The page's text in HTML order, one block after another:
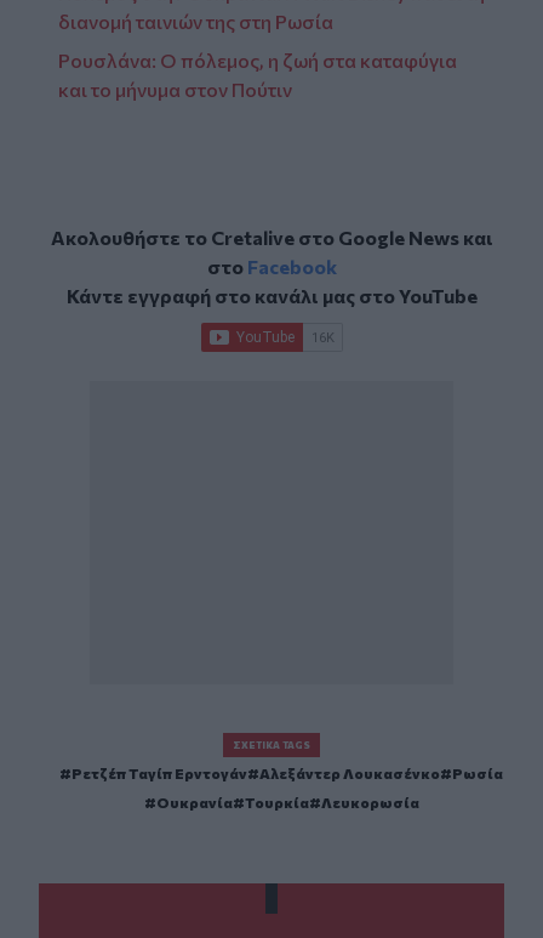
διανομή ταινιών της στη Ρωσία
Ρουσλάνα: Ο πόλεμος, η ζωή στα καταφύγια
και το μήνυμα στον Πούτιν
Ακολουθήστε το Cretalive στο Google Newsκαι
στο Facebook
Κάντε εγγραφή στο κανάλι μας στοYouTube
ΣΧΕΤΙΚΆ TAGS
Ρετζέπ Ταγίπ Ερντογάν Αλεξάντερ Λουκασένκο
Ρωσία
Ουκρανία
Τουρκία Λευκορωσία